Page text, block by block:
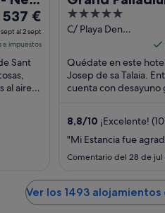
El
precio
es
de
537 €
por
537 €
sept al 2 sept
e impuestos
Sant
al aire
Palace Ibiza -
5
out
5
C/ Playa Den
Josep de sa Talaia
Ibiza
Quédate en este
Josep de sa Talaia.
cuenta con desayuno
8,8/10 ¡Excelente!
"Mi Estancia fue
Comentario del 28 de
Ver los 1493 alojamientos